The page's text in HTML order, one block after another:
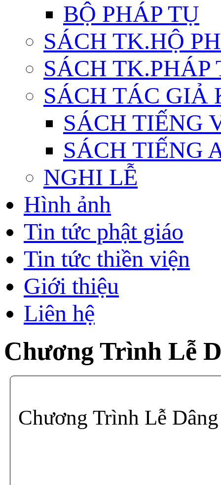
BỘ PHÁP TỤ
SÁCH TK.HỘ
SÁCH TK.PHÁP
SÁCH TÁC GIẢ
SÁCH TIẾNG
SÁCH TIẾNG
NGHI LỄ
Hình ảnh
Tin tức phật giáo
Tin tức thiền viện
Giới thiệu
Liên hệ
Chương Trình Lễ
Chương Trình Lễ